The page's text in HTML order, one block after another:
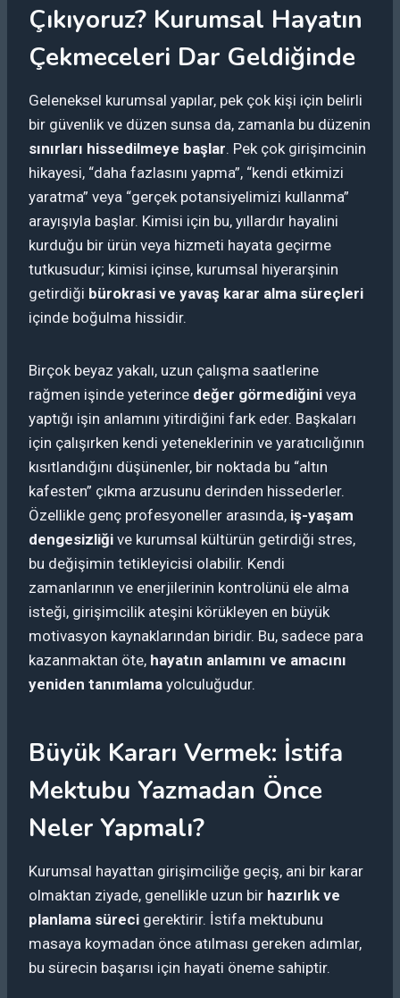
Çıkıyoruz? Kurumsal Hayatın
Çekmeceleri Dar Geldiğinde
Geleneksel kurumsal yapılar, pek çok kişi için belirli
bir güvenlik ve düzen sunsa da, zamanla bu düzenin
sınırları hissedilmeye başlar. Pek çok girişimcinin
hikayesi, “daha fazlasını yapma”, “kendi etkimizi
yaratma” veya “gerçek potansiyelimizi kullanma”
arayışıyla başlar. Kimisi için bu, yıllardır hayalini
kurduğu bir ürün veya hizmeti hayata geçirme
tutkusudur; kimisi içinse, kurumsal hiyerarşinin
getirdiği bürokrasi ve yavaş karar alma süreçleri
içinde boğulma hissidir.
Birçok beyaz yakalı, uzun çalışma saatlerine
rağmen işinde yeterince değer görmediğini veya
yaptığı işin anlamını yitirdiğini fark eder. Başkaları
için çalışırken kendi yeteneklerinin ve yaratıcılığının
kısıtlandığını düşünenler, bir noktada bu “altın
kafesten” çıkma arzusunu derinden hissederler.
Özellikle genç profesyoneller arasında, iş-yaşam
dengesizliği ve kurumsal kültürün getirdiği stres,
bu değişimin tetikleyicisi olabilir. Kendi
zamanlarının ve enerjilerinin kontrolünü ele alma
isteği, girişimcilik ateşini körükleyen en büyük
motivasyon kaynaklarından biridir. Bu, sadece para
kazanmaktan öte, hayatın anlamını ve amacını
yeniden tanımlama yolculuğudur.
Büyük Kararı Vermek: İstifa
Mektubu Yazmadan Önce
Neler Yapmalı?
Kurumsal hayattan girişimciliğe geçiş, ani bir karar
olmaktan ziyade, genellikle uzun bir hazırlık ve
planlama süreci gerektirir. İstifa mektubunu
masaya koymadan önce atılması gereken adımlar,
bu sürecin başarısı için hayati öneme sahiptir.